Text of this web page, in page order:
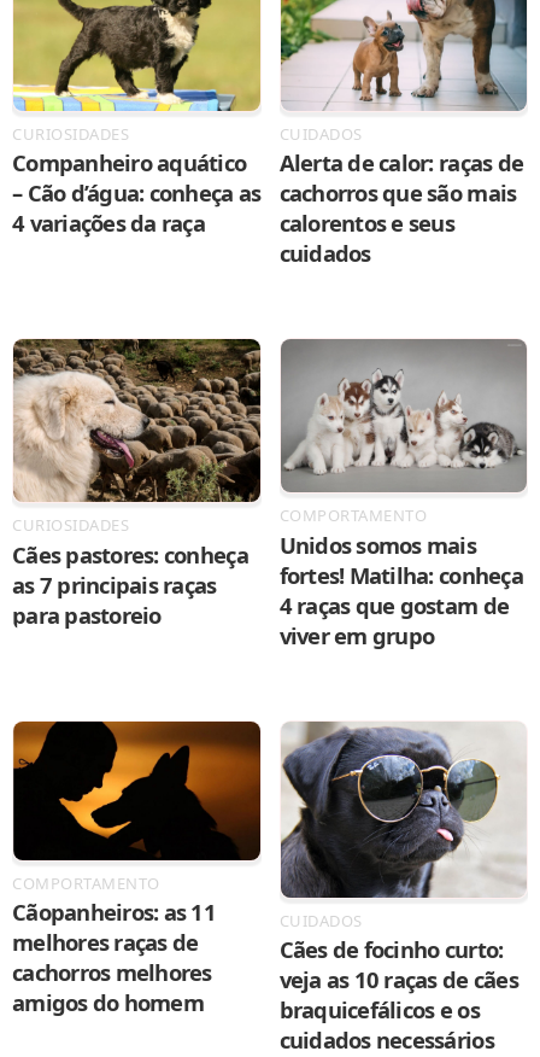
CURIOSIDADES
Companheiro aquático
– Cão d’água: conheça as
4 variações da raça
CUIDADOS
Alerta de calor: raças de
cachorros que são mais
calorentos e seus
cuidados
CURIOSIDADES
Cães pastores: conheça
as 7 principais raças
para pastoreio
COMPORTAMENTO
Unidos somos mais
fortes! Matilha: conheça
4 raças que gostam de
viver em grupo
COMPORTAMENTO
Cãopanheiros: as 11
melhores raças de
cachorros melhores
amigos do homem
CUIDADOS
Cães de focinho curto:
veja as 10 raças de cães
braquicefálicos e os
cuidados necessários